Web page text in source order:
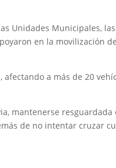
Unidades Municipales,
en la movilización
a más de 20
mantenerse
de no intentar cruzar